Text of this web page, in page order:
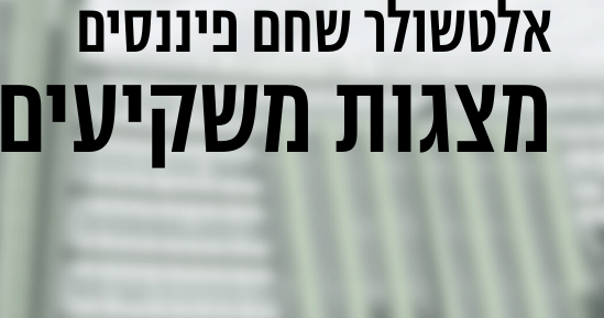
אלטשולר שחם פיננסים
מצגות משקיעים